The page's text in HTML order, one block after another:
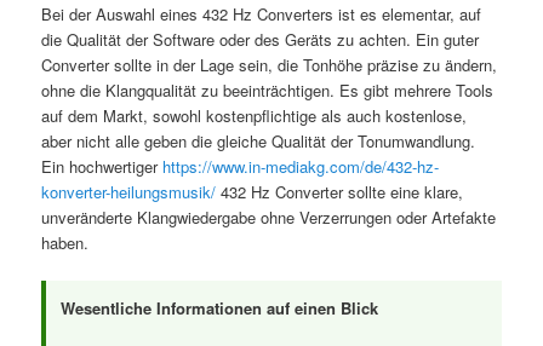
Bei der Auswahl eines 432 Hz Converters ist es elementar, auf
die Qualität der Software oder des Geräts zu achten. Ein guter
Converter sollte in der Lage sein, die Tonhöhe präzise zu ändern,
ohne die Klangqualität zu beeinträchtigen. Es gibt mehrere Tools
auf dem Markt, sowohl kostenpflichtige als auch kostenlose,
aber nicht alle geben die gleiche Qualität der Tonumwandlung.
Ein hochwertiger https://www.in-mediakg.com/de/432-hz-
konverter-heilungsmusik/ 432 Hz Converter sollte eine klare,
unveränderte Klangwiedergabe ohne Verzerrungen oder Artefakte
haben.
Wesentliche Informationen auf einen Blick